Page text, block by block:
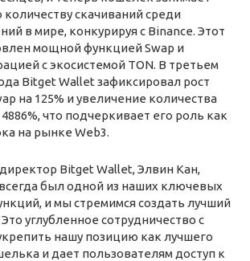
количеству скачиваний среди
в мире, конкурируя с Binance. Этот
мощной функцией Swap и
с экосистемой TON. В третьем
Bitget Wallet зафиксировал рост
на 125% и увеличение количества
что подчеркивает его роль как
на рынке Web3.
Bitget Wallet, Элвин Кан,
был одной из наших ключевых
и мы стремимся создать лучший
углубленное сотрудничество с
нашу позицию как лучшего
и дает пользователям доступ к